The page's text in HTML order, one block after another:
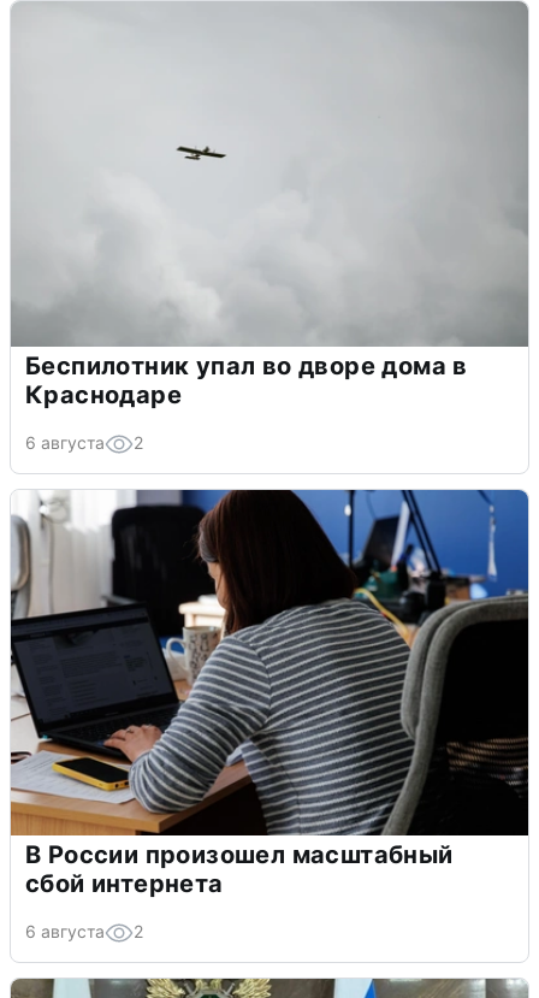
Беспилотник упал во дворе дома в
Краснодаре
6 августа 2
В России произошел масштабный
сбой интернета
6 августа 2